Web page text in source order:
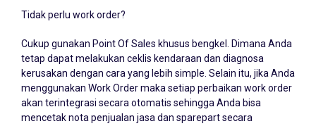
Tidak perlu work order?
Cukup gunakan Point Of Sales khusus bengkel. Dimana Anda
tetap dapat melakukan ceklis kendaraan dan diagnosa
kerusakan dengan cara yang lebih simple. Selain itu, jika Anda
menggunakan Work Order maka setiap perbaikan work order
akan terintegrasi secara otomatis sehingga Anda bisa
mencetak nota penjualan jasa dan sparepart secara